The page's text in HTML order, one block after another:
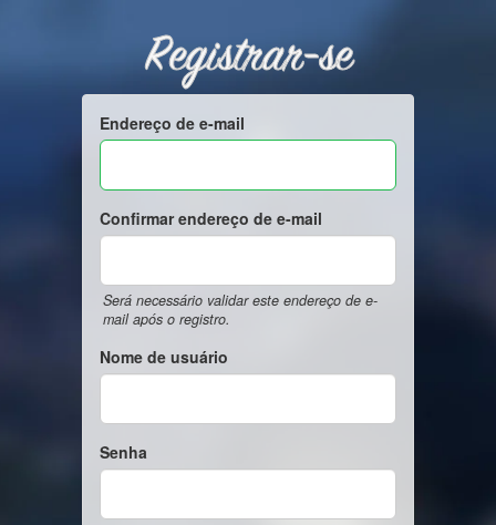
Registrar-se
Endereço de e-mail
Confirmar endereço de e-mail
Será necessário validar este endereço de e-
mail após o registro.
Nome de usuário
Senha